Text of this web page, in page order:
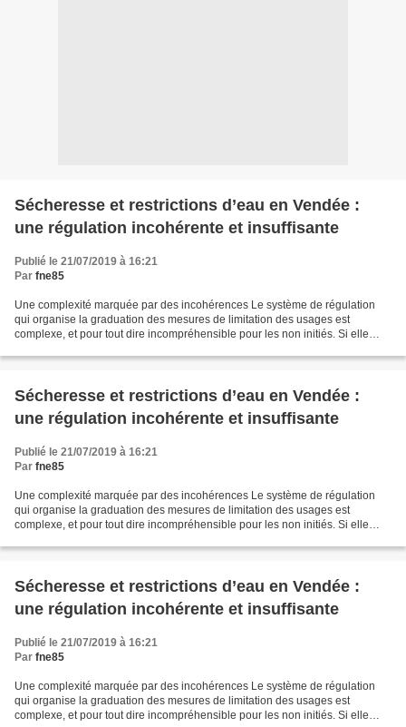
Sécheresse et restrictions d’eau en Vendée :
une régulation incohérente et insuffisante
Publié le 21/07/2019 à 16:21
Par fne85
Une complexité marquée par des incohérences Le système de régulation
qui organise la graduation des mesures de limitation des usages est
complexe, et pour tout dire incompréhensible pour les non initiés. Si elle
Sécheresse et restrictions d’eau en Vendée :
une régulation incohérente et insuffisante
Publié le 21/07/2019 à 16:21
Par fne85
Une complexité marquée par des incohérences Le système de régulation
qui organise la graduation des mesures de limitation des usages est
complexe, et pour tout dire incompréhensible pour les non initiés. Si elle
Sécheresse et restrictions d’eau en Vendée :
une régulation incohérente et insuffisante
Publié le 21/07/2019 à 16:21
Par fne85
Une complexité marquée par des incohérences Le système de régulation
qui organise la graduation des mesures de limitation des usages est
complexe, et pour tout dire incompréhensible pour les non initiés. Si elle